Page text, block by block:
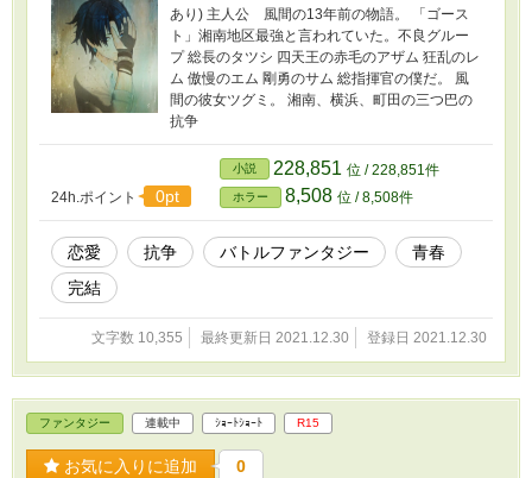
あり) 主人公 風間の13年前の物語。 「ゴース
ト」湘南地区最強と言われていた。不良グルー
プ 総長のタツシ 四天王の赤毛のアザム 狂乱のレ
ム 傲慢のエム 剛勇のサム 総指揮官の僕だ。 風
間の彼女ツグミ。 湘南、横浜、町田の三つ巴の
抗争
24h.ポイント 0pt
小説 228,851 位 / 228,851件
ホラー 8,508 位 / 8,508件
恋愛 抗争 バトルファンタジー
青春
完結
文字数 10,355 最終更新日 2021.12.30 登録日 2021.12.30
ファンタジー 連載中 ｼｮｰﾄｼｮｰﾄ R15
お気に入りに追加 0